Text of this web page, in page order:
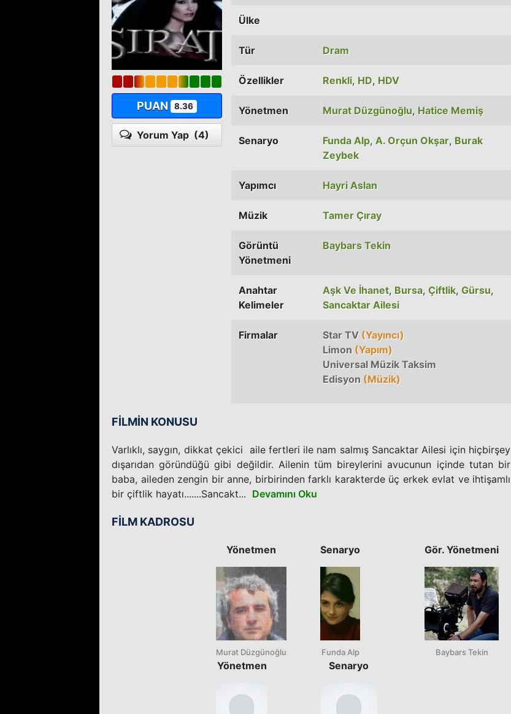
PUAN 8.36
Yorum Yap (4)
Ülke
Tür Dram
Özellikler Renkli, HD, HDV
Yönetmen Murat Düzgünoğlu, Hatice Memiş
Senaryo Funda Alp, A. Orçun Okşar, Burak
Zeybek
Yapımcı Hayri Aslan
Müzik Tamer Çıray
Görüntü
Yönetmeni
Baybars Tekin
Anahtar
Kelimeler
Aşk Ve İhanet, Bursa, Çiftlik, Gürsu,
Sancaktar Ailesi
Firmalar Star TV (Yayıncı)
Limon (Yapım)
Universal Müzik Taksim
Edisyon (Müzik)
FİLMİN KONUSU
Varlıklı, saygın, dikkat çekici aile fertleri ile nam salmış Sancaktar Ailesi için hiçbirşey
dışarıdan göründüğü gibi değildir. Ailenin tüm bireylerini avucunun içinde tutan bir
baba, aileden zengin bir anne, birbirinden farklı karakterde üç erkek evlat ve ihtişamlı
bir çiftlik hayatı.......Sancakt... Devamını Oku
FİLM KADROSU
Yönetmen
Murat Düzgünoğlu
Yönetmen
Senaryo
Funda Alp
Senaryo
Gör. Yönetmeni
Baybars Tekin